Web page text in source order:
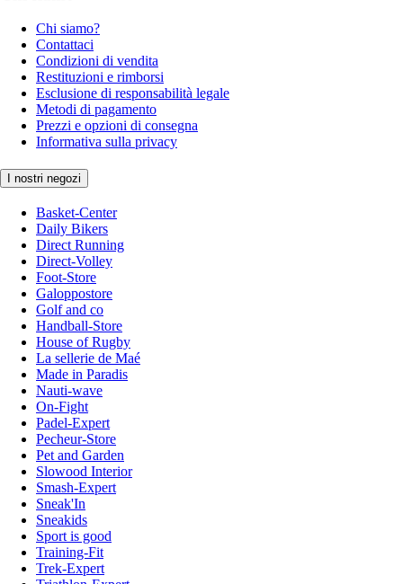
Chi siamo?
Contattaci
Condizioni di vendita
Restituzioni e rimborsi
Esclusione di responsabilità legale
Metodi di pagamento
Prezzi e opzioni di consegna
Informativa sulla privacy
I nostri negozi
Basket-Center
Daily Bikers
Direct Running
Direct-Volley
Foot-Store
Galoppostore
Golf and co
Handball-Store
House of Rugby
La sellerie de Maé
Made in Paradis
Nauti-wave
On-Fight
Padel-Expert
Pecheur-Store
Pet and Garden
Slowood Interior
Smash-Expert
Sneak'In
Sneakids
Sport is good
Training-Fit
Trek-Expert